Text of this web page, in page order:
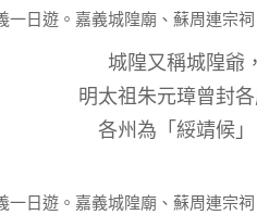
城隍又稱城隍爺
明太祖朱元璋曾封
各州為「綏靖候